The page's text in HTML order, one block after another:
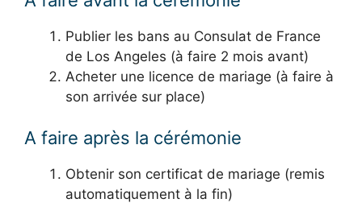
Publier les bans au Consulat de France
de Los Angeles (à faire 2 mois avant)
Acheter une licence de mariage (à faire à
son arrivée sur place)
A faire après la cérémonie
Obtenir son certificat de mariage (remis
automatiquement à la fin)